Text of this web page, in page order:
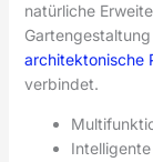
natürliche
architektonische
verbindet.